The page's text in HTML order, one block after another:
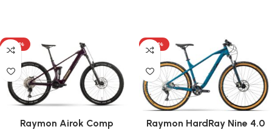
-20%
Raymon Airok Comp
-20%
Raymon HardRay Nine 4.0